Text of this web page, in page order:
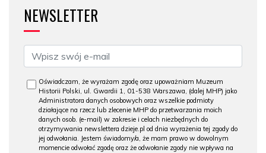
NEWSLETTER
Oświadczam, że wyrażam zgodę oraz upoważniam Muzeum
Historii Polski, ul. Gwardii 1, 01-538 Warszawa, (dalej MHP) jako
Administratora danych osobowych oraz wszelkie podmioty
działające na rzecz lub zlecenie MHP do przetwarzania moich
danych osob. (e-mail) w zakresie i celach niezbędnych do
otrzymywania newslettera dzieje.pl od dnia wyrażenia tej zgody do
jej odwołania. Jestem świadomy/a, że mam prawo w dowolnym
momencie odwołać zgodę oraz że odwołanie zgody nie wpływa na